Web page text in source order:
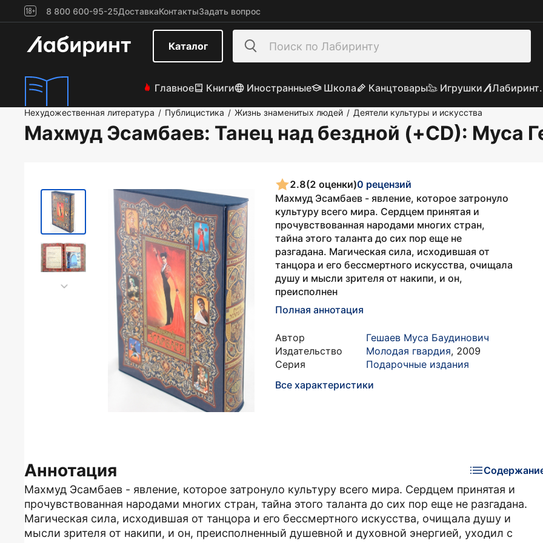
8 800 600-95-25ДоставкаКонтактыЗадать вопрос
Каталог
Главное Книги Иностранные Школа Канцтовары Игрушки
Нехудожественная литература / Публицистика / Жизнь знаменитых людей / Деятели культуры и искусства
Махмуд Эсамбаев: Танец над бездной (+CD): Муса
2.8(2 оценки)0 рецензий
Махмуд Эсамбаев - явление, которое затронуло
культуру всего мира. Сердцем принятая и
прочувствованная народами многих стран,
тайна этого таланта до сих пор еще не
разгадана. Магическая сила, исходившая от
танцора и его бессмертного искусства, очищала
душу и мысли зрителя от накипи, и он,
преисполнен
Полная аннотация
Автор
Гешаев Муса Баудинович
Издательство
Молодая гвардия, 2009
Серия
Подарочные издания
Все характеристики
Аннотация
Махмуд Эсамбаев - явление, которое затронуло культуру всего мира. Сердцем принятая и
прочувствованная народами многих стран, тайна этого таланта до сих пор еще не разгадана.
Магическая сила, исходившая от танцора и его бессмертного искусства, очищала душу и
мысли зрителя от накипи, и он, преисполненный душевной и духовной энергией, уходил с